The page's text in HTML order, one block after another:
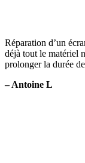
Réparation d’un
déjà tout le matériel
prolonger la durée
– Antoine L